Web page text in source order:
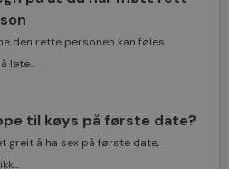
den rette personen kan føles
lete...
til køys på første date?
greit å ha sex på første date,